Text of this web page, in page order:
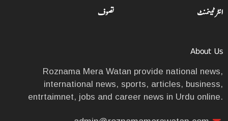
انٹرٹینمنٹ
تصوف
About Us
Roznama Mera Watan provide national news,
international news, sports, articles, business,
entrtaimnet, jobs and career news in Urdu online.